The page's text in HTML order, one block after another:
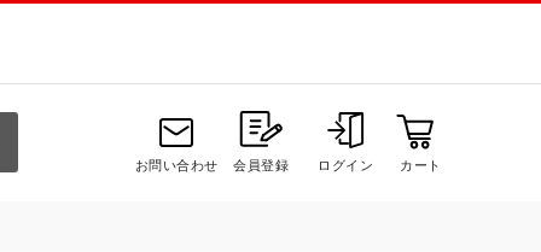
お問い合わせ 会員登録 ログイン カート